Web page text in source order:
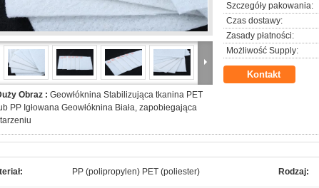
Obraz : Geowłóknina Stabilizująca tkanina PET
PP Igłowana Geowłóknina Biała, zapobiegająca
Szczegóły pakowania:
Czas dostawy:
Zasady płatności:
Możliwość Supply:
Kontakt
PP (polipropylen) PET (poliester) Rodzaj: